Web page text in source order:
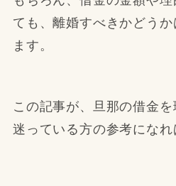
ても、離婚すべきかどう
ます。
この記事が、旦那の借金
迷っている方の参考になれ